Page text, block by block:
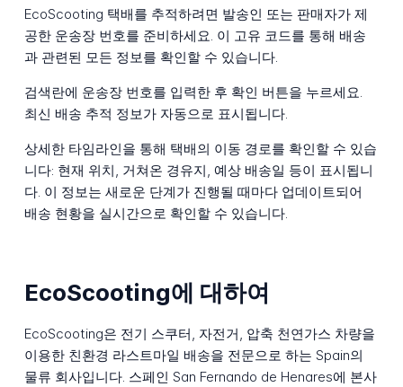
EcoScooting 택배를 추적하려면 발송인 또는 판매자가 제
공한 운송장 번호를 준비하세요. 이 고유 코드를 통해 배송
과 관련된 모든 정보를 확인할 수 있습니다.
검색란에 운송장 번호를 입력한 후 확인 버튼을 누르세요.
최신 배송 추적 정보가 자동으로 표시됩니다.
상세한 타임라인을 통해 택배의 이동 경로를 확인할 수 있습
니다: 현재 위치, 거쳐온 경유지, 예상 배송일 등이 표시됩니
다. 이 정보는 새로운 단계가 진행될 때마다 업데이트되어
배송 현황을 실시간으로 확인할 수 있습니다.
EcoScooting에 대하여
EcoScooting은 전기 스쿠터, 자전거, 압축 천연가스 차량을
이용한 친환경 라스트마일 배송을 전문으로 하는 Spain의
물류 회사입니다. 스페인 San Fernando de Henares에 본사